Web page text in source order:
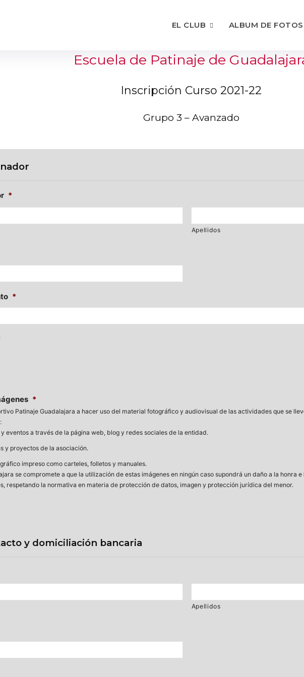
EL CLUB ALBUM DE FOTOS
Escuela de Patinaje de
Inscripción Curso 2021-22
Grupo 3 – Avanzado
*
Apellidos
*
*
Patinaje Guadalajara a hacer uso del material fotográfico y audiovisual de las actividades que se
eventos a través de la página web, blog y redes sociales de la entidad.
y proyectos de la asociación.
impreso como carteles, folletos y manuales.
se compromete a que la utilización de estas imágenes en ningún caso supondrá un daño a la honra
respetando la normativa en materia de protección de datos, imagen y protección jurídica del menor.
y domiciliación bancaria
Apellidos